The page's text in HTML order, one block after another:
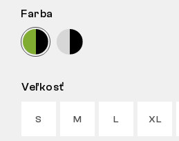
PREDAJŇA S BISTROM
KONTAKT
VRÁTENIE
Farba
Veľkosť
S M L XL